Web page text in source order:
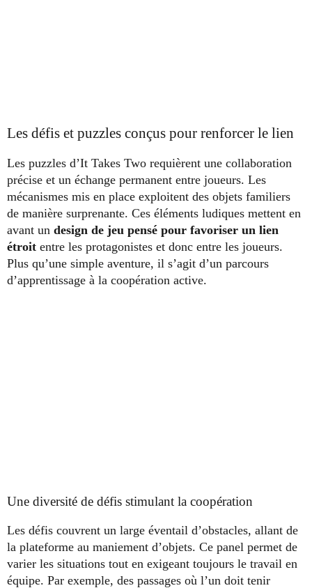
Les défis et puzzles conçus pour renforcer le lien
Les puzzles d’It Takes Two requièrent une collaboration
précise et un échange permanent entre joueurs. Les
mécanismes mis en place exploitent des objets familiers
de manière surprenante. Ces éléments ludiques mettent en
avant un design de jeu pensé pour favoriser un lien
étroit entre les protagonistes et donc entre les joueurs.
Plus qu’une simple aventure, il s’agit d’un parcours
d’apprentissage à la coopération active.
Une diversité de défis stimulant la coopération
Les défis couvrent un large éventail d’obstacles, allant de
la plateforme au maniement d’objets. Ce panel permet de
varier les situations tout en exigeant toujours le travail en
équipe. Par exemple, des passages où l’un doit tenir